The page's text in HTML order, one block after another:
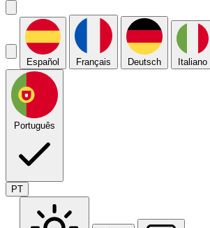
Español Français Deutsch Italiano
Português
PT